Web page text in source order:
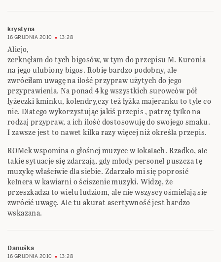
krystyna
16 GRUDNIA 2010 13:28
Alicjo,
zerknęłam do tych bigosów, w tym do przepisu M. Kuronia
na jego ulubiony bigos. Robię bardzo podobny, ale
zwróciłam uwagę na ilość przypraw użytych do jego
przyprawienia. Na ponad 4 kg wszystkich surowców pół
łyżeczki kminku, kolendry,czy też łyżka majeranku to tyle co
nic. Dlatego wykorzystując jakiś przepis , patrzę tylko na
rodzaj przypraw, a ich ilość dostosowuję do swojego smaku.
I zawsze jest to nawet kilka razy więcej niż określa przepis.
ROMek wspomina o głośnej muzyce w lokalach. Rzadko, ale
takie sytuacje się zdarzają, gdy młody personel puszcza tę
muzykę właściwie dla siebie. Zdarzało mi się poprosić
kelnera w kawiarni o ściszenie muzyki. Widzę, że
przeszkadza to wielu ludziom, ale nie wszyscy ośmielają się
zwrócić uwagę. Ale tu akurat asertywność jest bardzo
wskazana.
Danuśka
16 GRUDNIA 2010 13:28